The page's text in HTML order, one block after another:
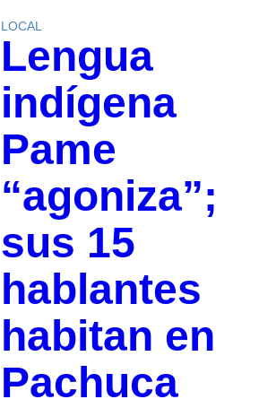
LOCAL
Lengua
indígena
Pame
“agoniza”;
sus 15
hablantes
habitan en
Pachuca